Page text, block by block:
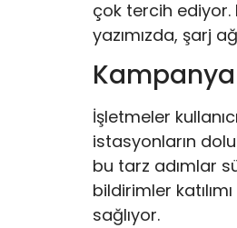
çok tercih
yazımızda, şarj
İşletmeler
istasyonların
bu tarz adımlar
bildirimler
sağlıyor.